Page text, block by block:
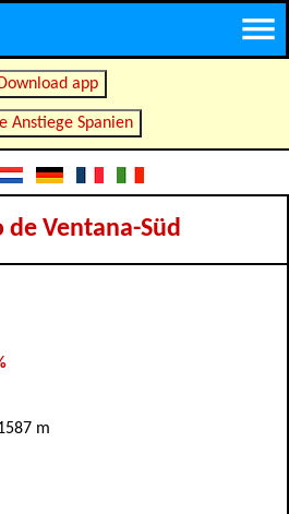
Download app
Anstiege Spanien
de Ventana-Süd
m